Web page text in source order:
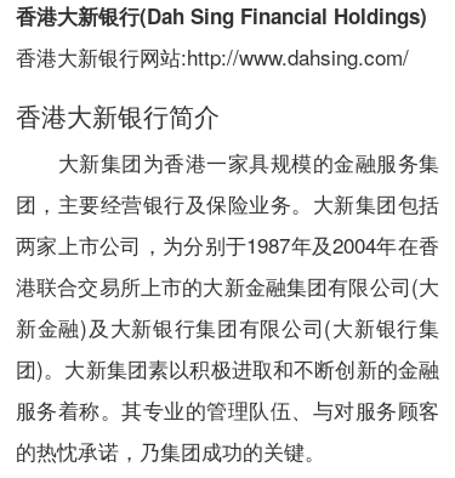
香港大新银行(Dah Sing Financial Holdings)
香港大新银行网站:http://www.dahsing.com/
香港大新银行简介
大新集团为香港一家具规模的金融服务集
团，主要经营银行及保险业务。大新集团包括
两家上市公司 ，为分别于1987年及2004年在香
港联合交易所上市的大新金融集团有限公司(大
新金融)及大新银行集团有限公司(大新银行集
团)。大新集团素以积极进取和不断创新的金融
服务着称。其专业的管理队伍、与对服务顾客
的热忱承诺，乃集团成功的关键。